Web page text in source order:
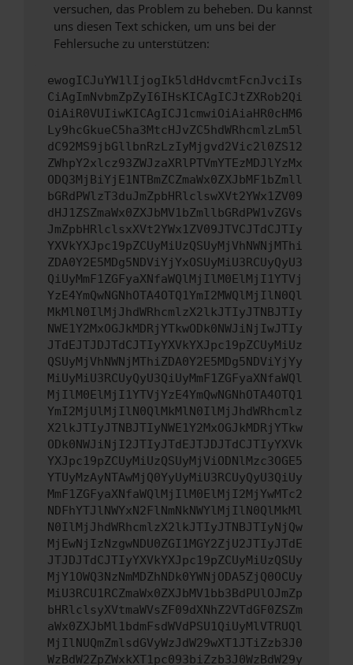
versuchen, das Problem zu beheben. Du kannst
uns diesen Text schicken, um uns bei der
Fehlersuche zu unterstützen:
ewogICJuYW1lIjogIk5ldHdvcmtFcnJvciIs
CiAgImNvbmZpZyI6IHsKICAgICJtZXRob2Qi
OiAiR0VUIiwKICAgICJ1cmwiOiAiaHR0cHM6
Ly9hcGkueC5ha3MtcHJvZC5hdWRhcmlzLm5l
dC92MS9jbGllbnRzLzIyMjgvd2Vic2l0ZS12
ZWhpY2xlcz93ZWJzaXRlPTVmYTEzMDJlYzMx
ODQ3MjBiYjE1NTBmZCZmaWx0ZXJbMF1bZmll
bGRdPWlzT3duJmZpbHRlclswXVt2YWx1ZV09
dHJ1ZSZmaWx0ZXJbMV1bZmllbGRdPW1vZGVs
JmZpbHRlclsxXVt2YWx1ZV09JTVCJTdCJTIy
YXVkYXJpc19pZCUyMiUzQSUyMjVhNWNjMThi
ZDA0Y2E5MDg5NDViYjYxOSUyMiU3RCUyQyU3
QiUyMmF1ZGFyaXNfaWQlMjIlM0ElMjI1YTVj
YzE4YmQwNGNhOTA4OTQ1YmI2MWQlMjIlN0Ql
MkMlN0IlMjJhdWRhcmlzX2lkJTIyJTNBJTIy
NWE1Y2MxOGJkMDRjYTkwODk0NWJiNjIwJTIy
JTdEJTJDJTdCJTIyYXVkYXJpc19pZCUyMiUz
QSUyMjVhNWNjMThiZDA0Y2E5MDg5NDViYjYy
MiUyMiU3RCUyQyU3QiUyMmF1ZGFyaXNfaWQl
MjIlM0ElMjI1YTVjYzE4YmQwNGNhOTA4OTQ1
YmI2MjUlMjIlN0QlMkMlN0IlMjJhdWRhcmlz
X2lkJTIyJTNBJTIyNWE1Y2MxOGJkMDRjYTkw
ODk0NWJiNjI2JTIyJTdEJTJDJTdCJTIyYXVk
YXJpc19pZCUyMiUzQSUyMjViODNlMzc3OGE5
YTUyMzAyNTAwMjQ0YyUyMiU3RCUyQyU3QiUy
MmF1ZGFyaXNfaWQlMjIlM0ElMjI2MjYwMTc2
NDFhYTJlNWYxN2FlNmNkNWYlMjIlN0QlMkMl
N0IlMjJhdWRhcmlzX2lkJTIyJTNBJTIyNjQw
MjEwNjIzNzgwNDU0ZGI1MGY2ZjU2JTIyJTdE
JTJDJTdCJTIyYXVkYXJpc19pZCUyMiUzQSUy
MjY1OWQ3NzNmMDZhNDk0YWNjODA5ZjQ0OCUy
MiU3RCU1RCZmaWx0ZXJbMV1bb3BdPUlOJmZp
bHRlclsyXVtmaWVsZF09dXNhZ2VTdGF0ZSZm
aWx0ZXJbMl1bdmFsdWVdPSU1QiUyMlVTRUQl
MjIlNUQmZmlsdGVyWzJdW29wXT1JTiZzb3J0
WzBdW2ZpZWxkXT1pc093biZzb3J0WzBdW29y